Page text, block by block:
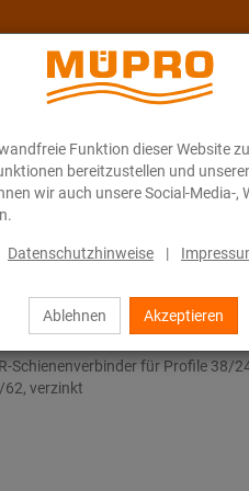
Funktion dieser Website
bereitzustellen und
wir auch unsere Social-Media-,
Datenschutzhinweise |
Ablehnen Akzeptieren
Maritim Blog
Schienenverbinder für Profile 38/
verzinkt